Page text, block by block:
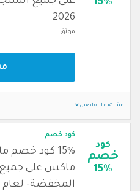
15%
2026
موثق
مشاهدة التفاصيل
كود
خصم
15%
كود خصم
15% كود
ماكس على جميع
المخفضة- لعام 2026